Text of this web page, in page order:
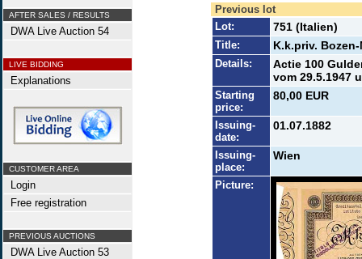
AFTER SALES / RESULTS
DWA Live Auction 54
LIVE BIDDING
Explanations
CUSTOMER AREA
Login
Free registration
PREVIOUS AUCTIONS
DWA Live Auction 53
Previous lot
Lot:
751 (Italien)
Title: K.k.priv.
Details:
Actie 100
vom 29.5.1947
Starting
price:
80,00 EUR
Issuing-
date:
01.07.1882
Issuing-
place:
Wien
Picture: